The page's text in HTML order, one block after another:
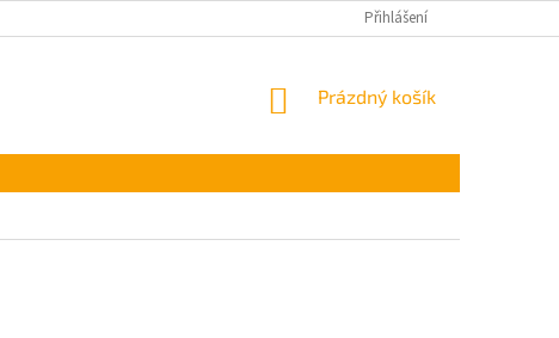
Přihlášení
NÁKUPNÍ
Prázdný košík